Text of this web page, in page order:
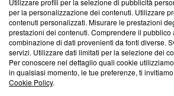
Cookie Policy
Blasting SA, IDI CHE-247.845.224, Via
Lugano (Svizzera) Tel:+39 0690258937
© 2026 Blasting News
Utilizzare profili per la selezione di pubblicità
per la personalizzazione dei contenuti. Utilizzare
contenuti personalizzati. Misurare le prestazioni
prestazioni dei contenuti. Comprendere il pubblico
combinazione di dati provenienti da fonti diverse.
servizi. Utilizzare dati limitati per la selezione dei
Per conoscere nel dettaglio quali cookie
in qualsiasi momento, le tue preferenze, ti
Cookie Policy.